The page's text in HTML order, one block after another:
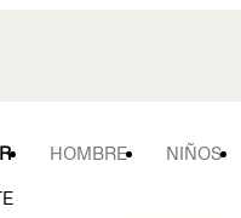
HOMBRE NIÑOS